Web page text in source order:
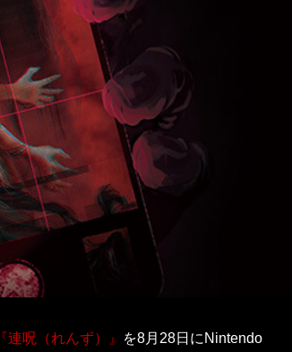
『連呪（れんず）』
を8月28日にNintendo